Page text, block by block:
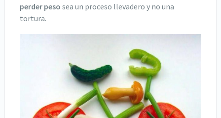
perder peso sea un proceso llevadero y no una
tortura.